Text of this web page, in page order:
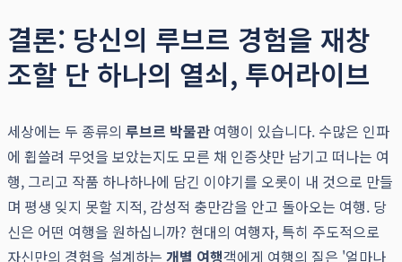
결론: 당신의 루브르 경험을 재창
조할 단 하나의 열쇠, 투어라이브
세상에는 두 종류의 루브르 박물관 여행이 있습니다. 수많은 인파
에 휩쓸려 무엇을 보았는지도 모른 채 인증샷만 남기고 떠나는 여
행, 그리고 작품 하나하나에 담긴 이야기를 오롯이 내 것으로 만들
며 평생 잊지 못할 지적, 감성적 충만감을 안고 돌아오는 여행. 당
신은 어떤 여행을 원하십니까? 현대의 여행자, 특히 주도적으로
자신만의 경험을 설계하는 개별 여행객에게 여행의 질은 '얼마나